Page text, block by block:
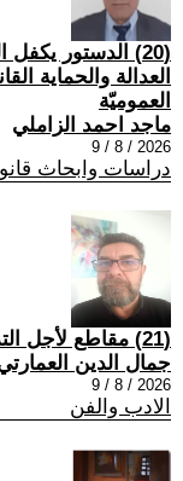
(20) الدستور
العدالة والحماية
العموميّة
ماجد احمد الزاملي
2026 / 8 / 9
دراسات وابحاث
(21) مقاطع لأجل التذكر (1955) * – لويس أراغون
جمال الدين
2026 / 8 / 9
الادب والفن